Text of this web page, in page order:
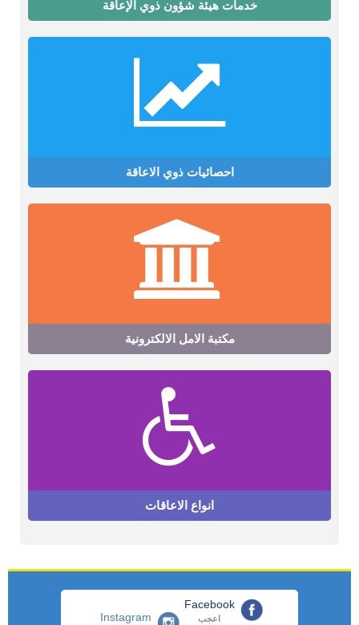
خدمات هيئة شؤون ذوي الإعاقة
احصائيات ذوي الاعاقة
مكتبة الامل الالكترونية
انواع الاعاقات
Facebook
اعجب Instagram